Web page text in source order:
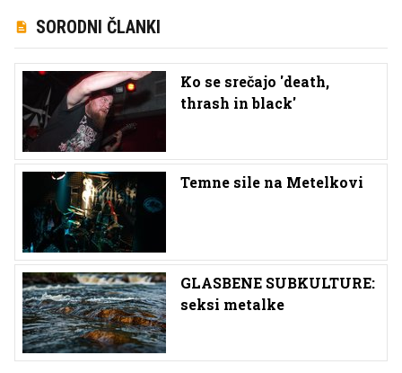
SORODNI ČLANKI
Ko se srečajo 'death,
thrash in black'
Temne sile na Metelkovi
GLASBENE SUBKULTURE:
seksi metalke